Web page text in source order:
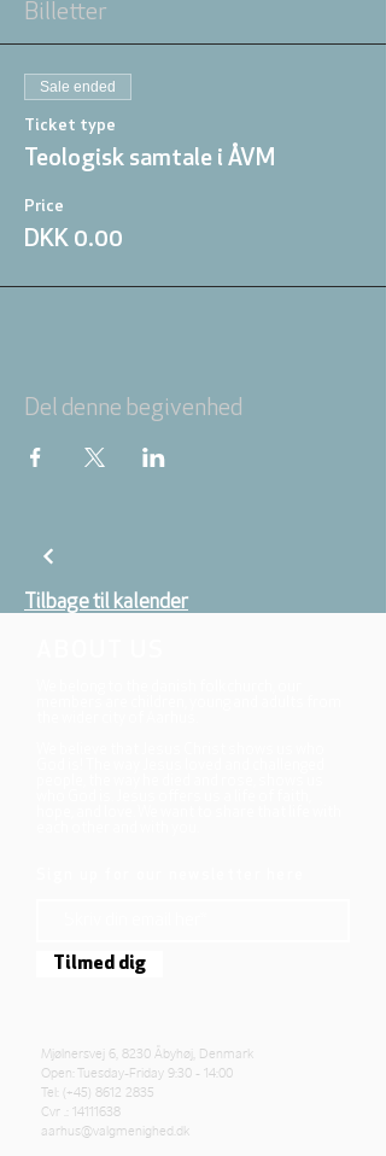
Billetter
Sale ended
Ticket type
Teologisk samtale i ÅVM
Price
DKK 0.00
Del denne begivenhed
Tilbage til kalender
Tilmed dig
Mjølnersvej 6, 8230 Åbyhøj, Denmark
Open: Tuesday-Friday 9:30 - 14:00
Tel: (+45) 8612 2835
Cvr .: 14111638
aarhus@valgmenighed.dk